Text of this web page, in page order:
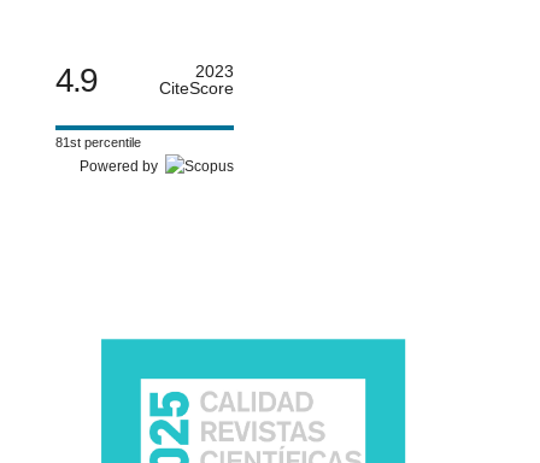
4.9
2023
CiteScore
81st percentile
Powered by